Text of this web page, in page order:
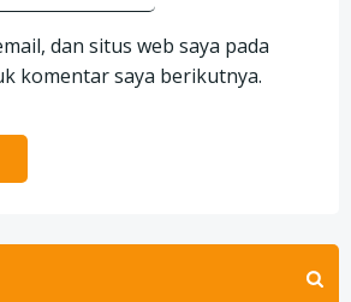
dan situs web saya pada
komentar saya berikutnya.